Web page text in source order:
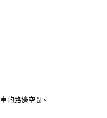
的路邊空間。